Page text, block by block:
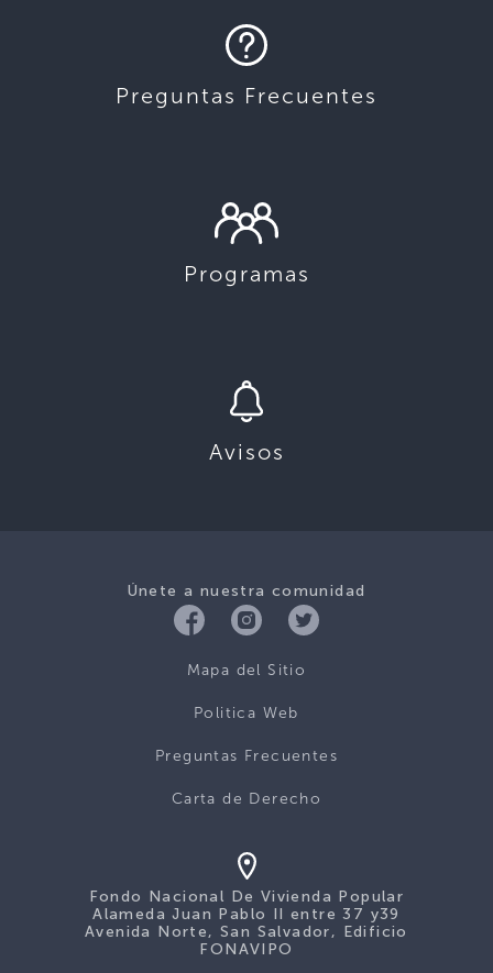
Preguntas Frecuentes
Programas
Avisos
Únete a nuestra comunidad
Mapa del Sitio
Politica Web
Preguntas Frecuentes
Carta de Derecho
Fondo Nacional De Vivienda Popular
Alameda Juan Pablo II entre 37 y39
Avenida Norte, San Salvador, Edificio
FONAVIPO